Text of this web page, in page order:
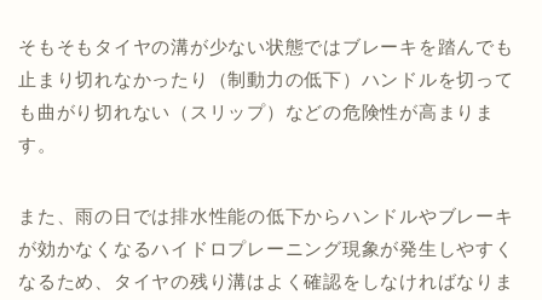
そもそもタイヤの溝が少ない状態ではブレーキを踏んでも
止まり切れなかったり（制動力の低下）ハンドルを切って
も曲がり切れない（スリップ）などの危険性が高まりま
す。
また、雨の日では排水性能の低下からハンドルやブレーキ
が効かなくなるハイドロプレーニング現象が発生しやすく
なるため、タイヤの残り溝はよく確認をしなければなりま